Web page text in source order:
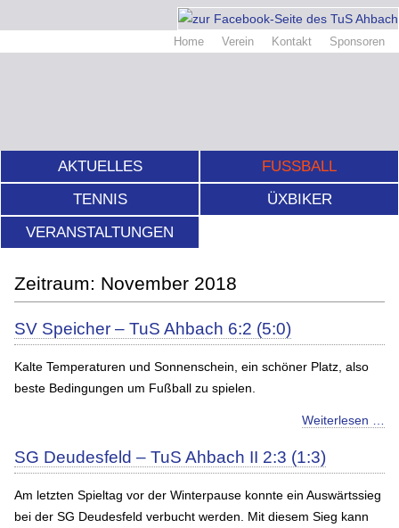
Home Verein Kontakt Sponsoren
AKTUELLES
FUSSBALL
TENNIS
ÜXBIKER
VERANSTALTUNGEN
November 2018
SV Speicher – TuS Ahbach 6:2 (5:0)
Kalte Temperaturen und Sonnenschein, ein schöner Platz, also
beste Bedingungen um Fußball zu spielen.
Weiterlesen …
SG Deudesfeld – TuS Ahbach II 2:3 (1:3)
Am letzten Spieltag vor der Winterpause konnte ein Auswärtssieg
bei der SG Deudesfeld verbucht werden. Mit diesem Sieg kann